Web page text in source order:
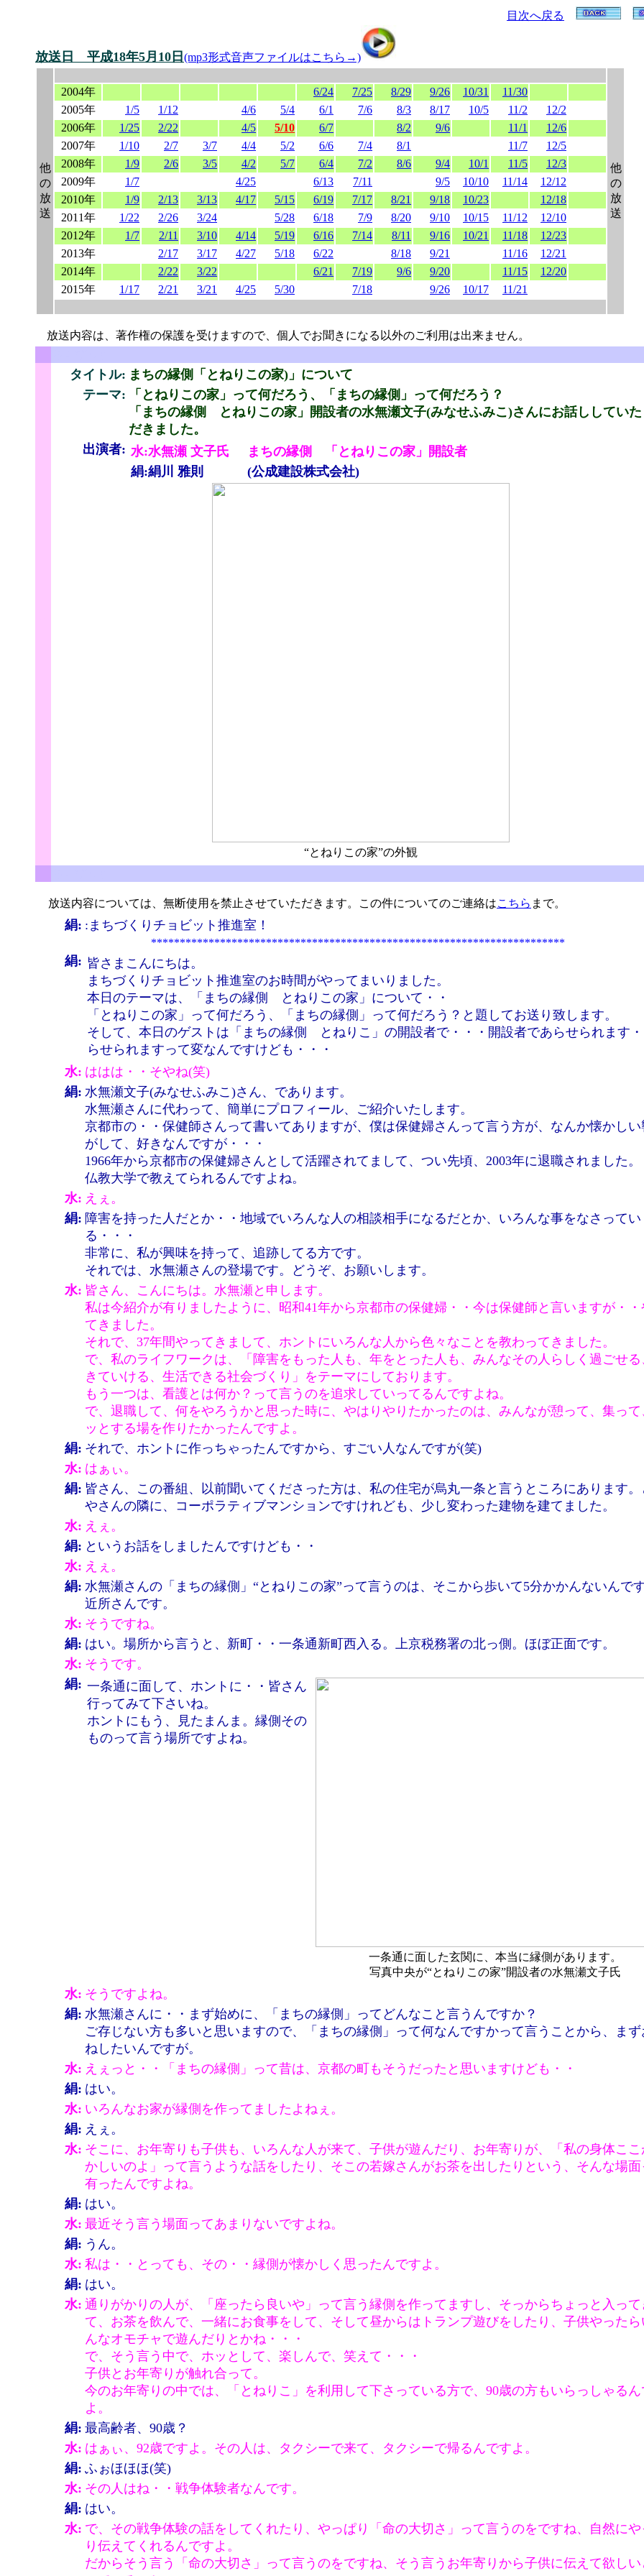
目次へ戻る
放送日 平成18年5月10日 (mp3形式音声ファイルはこちら→)
他
の
放
送
他
の
放
送
2004年 6/24 7/25 8/29 9/26 10/31
11/30
2005年
1/5 1/12 4/6 5/4 6/1 7/6 8/3 8/17 10/5 11/2
12/2
2006年
1/25 2/22 4/5 5/10 6/7 8/2 9/6 11/1
12/6
2007年
1/10 2/7 3/7 4/4 5/2 6/6 7/4 8/1 11/7
12/5
2008年
1/9 2/6 3/5 4/2 5/7 6/4 7/2 8/6 9/4 10/1 11/5
12/3
2009年
1/7 4/25 6/13 7/11 9/5 10/10 11/14
12/12
2010年
1/9 2/13 3/13 4/17 5/15 6/19 7/17 8/21 9/18 10/23
12/18
2011年
1/22 2/26 3/24 5/28 6/18 7/9 8/20 9/10 10/15 11/12
12/10
2012年
1/7 2/11 3/10 4/14 5/19 6/16 7/14 8/11 9/16 10/21 11/18
12/23
2013年
2/17 3/17 4/27 5/18 6/22 8/18 9/21 11/16
12/21
2014年
2/22 3/22 6/21 7/19 9/6 9/20 11/15
12/20
2015年
1/17 2/21 3/21 4/25 5/30 7/18 9/26 10/17 11/21
放送内容は、著作権の保護を受けますので、個人でお聞きになる以外のご利用は出来ません。
タイトル: まちの縁側「とねりこの家)」について
テーマ:
「とねりこの家」って何だろう、「まちの縁側」って何だろう？
「まちの縁側 とねりこの家」開設者の水無瀬文子(みなせふみこ)さんにお話ししていた
だきました。
出演者: 水:水無瀬 文子氏
まちの縁側 「とねりこの家」開設者
絹:絹川 雅則
(公成建設株式会社)
“とねりこの家”の外観
放送内容については、無断使用を禁止させていただきます。この件についてのご連絡はこちら まで。
絹: :まちづくりチョビット推進室！
************************************************************************
絹: 皆さまこんにちは。
まちづくりチョビット推進室のお時間がやってまいりました。
本日のテーマは、「まちの縁側 とねりこの家」について・・
「とねりこの家」って何だろう、「まちの縁側」って何だろう？と題してお送り致します。
そして、本日のゲストは「まちの縁側 とねりこ」の開設者で・・・開設者であらせられます
らせられますって変なんですけども・・・
水: ははは・・そやね(笑)
絹: 水無瀬文子(みなせふみこ)さん、であります。
水無瀬さんに代わって、簡単にプロフィール、ご紹介いたします。
京都市の・・保健師さんって書いてありますが、僕は保健婦さんって言う方が、なんか懐かしい
がして、好きなんですが・・・
1966年から京都市の保健婦さんとして活躍されてまして、つい先頃、2003年に退職されました。
仏教大学で教えてられるんですよね。
水: えぇ。
絹: 障害を持った人だとか・・地域でいろんな人の相談相手になるだとか、いろんな事をなさってい
る・・・
非常に、私が興味を持って、追跡してる方です。
それでは、水無瀬さんの登場です。どうぞ、お願いします。
水: 皆さん、こんにちは。水無瀬と申します。
私は今紹介が有りましたように、昭和41年から京都市の保健婦・・今は保健師と言いますが・・
てきました。
それで、37年間やってきまして、ホントにいろんな人から色々なことを教わってきました。
で、私のライフワークは、「障害をもった人も、年をとった人も、みんなその人らしく過ごせる
きていける、生活できる社会づくり」をテーマにしております。
もう一つは、看護とは何か？って言うのを追求していってるんですよね。
で、退職して、何をやろうかと思った時に、やはりやりたかったのは、みんなが憩って、集って
ッとする場を作りたかったんですよ。
絹: それで、ホントに作っちゃったんですから、すごい人なんですが(笑)
水: はぁぃ。
絹: 皆さん、この番組、以前聞いてくださった方は、私の住宅が烏丸一条と言うところにあります。
やさんの隣に、コーポラティブマンションですけれども、少し変わった建物を建てました。
水: えぇ。
絹: というお話をしましたんですけども・・
水: えぇ。
絹: 水無瀬さんの「まちの縁側」“とねりこの家”って言うのは、そこから歩いて5分かかんないんで
近所さんです。
水: そうですね。
絹: はい。場所から言うと、新町・・一条通新町西入る。上京税務署の北っ側。ほぼ正面です。
水: そうです。
絹: 一条通に面して、ホントに・・皆さん
行ってみて下さいね。
ホントにもう、見たまんま。縁側その
ものって言う場所ですよね。
一条通に面した玄関に、本当に縁側があります。
写真中央が“とねりこの家”開設者の水無瀬文子氏
水: そうですよね。
絹: 水無瀬さんに・・まず始めに、「まちの縁側」ってどんなこと言うんですか？
ご存じない方も多いと思いますので、「まちの縁側」って何なんですかって言うことから、まず
ねしたいんですが。
水: えぇっと・・「まちの縁側」って昔は、京都の町もそうだったと思いますけども・・
絹: はい。
水: いろんなお家が縁側を作ってましたよねぇ。
絹: えぇ。
水: そこに、お年寄りも子供も、いろんな人が来て、子供が遊んだり、お年寄りが、「私の身体ここ
かしいのよ」って言うような話をしたり、そこの若嫁さんがお茶を出したりという、そんな場面
有ったんですよね。
絹: はい。
水: 最近そう言う場面ってあまりないですよね。
絹: うん。
水: 私は・・とっても、その・・縁側が懐かしく思ったんですよ。
絹: はい。
水: 通りがかりの人が、「座ったら良いや」って言う縁側を作ってますし、そっからちょっと入って
て、お茶を飲んで、一緒にお食事をして、そして昼からはトランプ遊びをしたり、子供やったら
んなオモチャで遊んだりとかね・・・
で、そう言う中で、ホッとして、楽しんで、笑えて・・・
子供とお年寄りが触れ合って。
今のお年寄りの中では、「とねりこ」を利用して下さっている方で、90歳の方もいらっしゃるん
よ。
絹: 最高齢者、90歳？
水: はぁぃ、92歳ですよ。その人は、タクシーで来て、タクシーで帰るんですよ。
絹: ふぉほほほ(笑)
水: その人はね・・戦争体験者なんです。
絹: はい。
水: で、その戦争体験の話をしてくれたり、やっぱり「命の大切さ」って言うのをですね、自然にや
り伝えてくれるんですよ。
だからそう言う「命の大切さ」って言うのをですね、そう言うお年寄りから子供に伝えて欲しい